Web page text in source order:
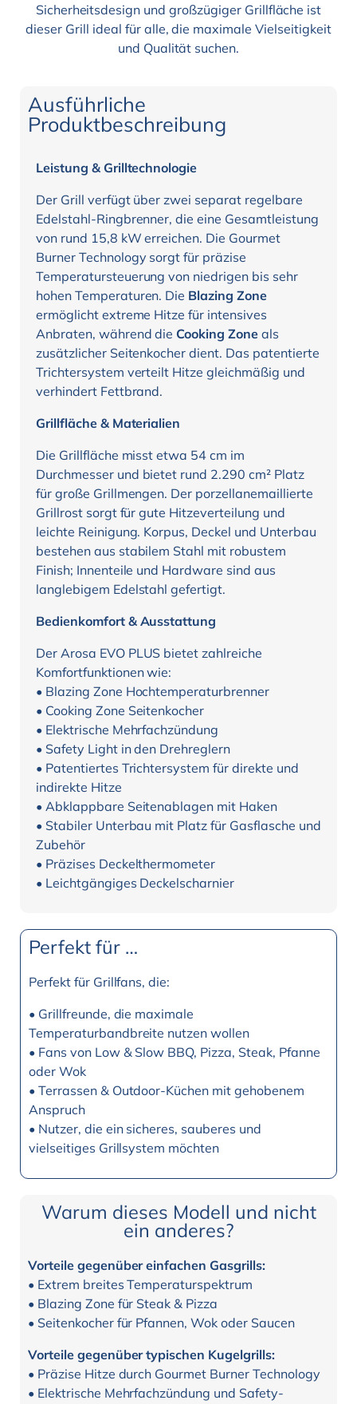
Sicherheitsdesign und großzügiger Grillfläche ist
dieser Grill ideal für alle, die maximale Vielseitigkeit
und Qualität suchen.
Ausführliche
Produktbeschreibung
Leistung & Grilltechnologie
Der Grill verfügt über zwei separat regelbare
Edelstahl-Ringbrenner, die eine Gesamtleistung
von rund 15,8 kW erreichen. Die Gourmet
Burner Technology sorgt für präzise
Temperatursteuerung von niedrigen bis sehr
hohen Temperaturen. Die Blazing Zone
ermöglicht extreme Hitze für intensives
Anbraten, während die Cooking Zoneals
zusätzlicher Seitenkocher dient. Das patentierte
Trichtersystem verteilt Hitze gleichmäßig und
verhindert Fettbrand.
Grillfläche & Materialien
Die Grillfläche misst etwa 54 cm im
Durchmesser und bietet rund 2.290 cm² Platz
für große Grillmengen. Der porzellanemaillierte
Grillrost sorgt für gute Hitzeverteilung und
leichte Reinigung. Korpus, Deckel und Unterbau
bestehen aus stabilem Stahl mit robustem
Finish; Innenteile und Hardware sind aus
langlebigem Edelstahl gefertigt.
Bedienkomfort & Ausstattung
Der Arosa EVO PLUS bietet zahlreiche
Komfortfunktionen wie:
• Blazing Zone Hochtemperaturbrenner
• Cooking Zone Seitenkocher
• Elektrische Mehrfachzündung
• Safety Light in den Drehreglern
• Patentiertes Trichtersystem für direkte und
indirekte Hitze
• Abklappbare Seitenablagen mit Haken
• Stabiler Unterbau mit Platz für Gasflasche und
Zubehör
• Präzises Deckelthermometer
• Leichtgängiges Deckelscharnier
Perfekt für …
Perfekt für Grillfans, die:
• Grillfreunde, die maximale
Temperaturbandbreite nutzen wollen
• Fans von Low & Slow BBQ, Pizza, Steak, Pfanne
oder Wok
• Terrassen & Outdoor-Küchen mit gehobenem
Anspruch
• Nutzer, die ein sicheres, sauberes und
vielseitiges Grillsystem möchten
Warum dieses Modell und nicht
ein anderes?
Vorteile gegenüber einfachen Gasgrills:
• Extrem breites Temperaturspektrum
• Blazing Zone für Steak & Pizza
• Seitenkocher für Pfannen, Wok oder Saucen
Vorteile gegenüber typischen Kugelgrills:
• Präzise Hitze durch Gourmet Burner Technology
• Elektrische Mehrfachzündung und Safety-